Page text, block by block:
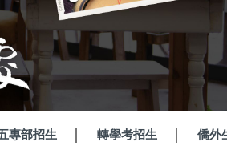
專部招生 轉學考招生 僑外